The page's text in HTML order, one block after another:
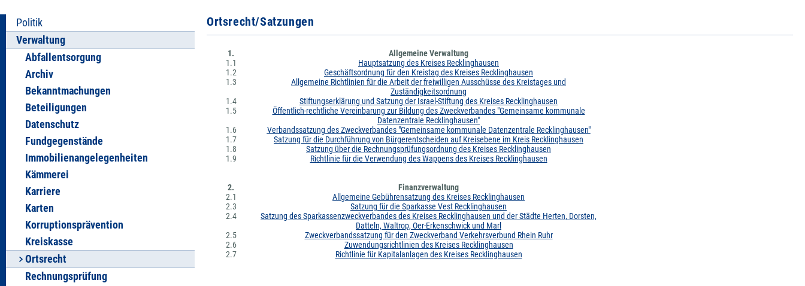
Politik
Verwaltung
Abfallentsorgung
Archiv
Bekanntmachungen
Beteiligungen
Datenschutz
Fundgegenstände
Immobilienangelegenheiten
Kämmerei
Karriere
Karten
Korruptionsprävention
Kreiskasse
Ortsrecht
Rechnungsprüfung
Ortsrecht/Satzungen
1.
Allgemeine Verwaltung
1.1
Hauptsatzung des Kreises Recklinghausen
1.2
Geschäftsordnung für den Kreistag des Kreises Recklinghausen
1.3
Allgemeine Richtlinien für die Arbeit der freiwilligen Ausschüsse des Kreistages und
Zuständigkeitsordnung
1.4
Stiftungserklärung und Satzung der Israel-Stiftung des Kreises Recklinghausen
1.5
Öffentlich-rechtliche Vereinbarung zur Bildung des Zweckverbandes "Gemeinsame kommunale
Datenzentrale Recklinghausen"
1.6
Verbandssatzung des Zweckverbandes "Gemeinsame kommunale Datenzentrale Recklinghausen"
1.7
1.8
Satzung für die Durchführung von Bürgerentscheiden auf Kreisebene im Kreis Recklinghausen
Satzung über die Rechnungsprüfungsordnung des Kreises Recklinghausen
1.9
Richtlinie für die Verwendung des Wappens des Kreises Recklinghausen
2.
Finanzverwaltung
2.1
Allgemeine Gebührensatzung des Kreises Recklinghausen
2.3
Satzung für die Sparkasse Vest Recklinghausen
2.4
Satzung des Sparkassenzweckverbandes des Kreises Recklinghausen und der Städte Herten, Dorsten,
Datteln, Waltrop, Oer-Erkenschwick und Marl
2.5
Zweckverbandssatzung für den Zweckverband Verkehrsverbund Rhein Ruhr
2.6
2.7
Zuwendungsrichtlinien des Kreises Recklinghausen
Richtlinie für Kapitalanlagen des Kreises Recklinghausen